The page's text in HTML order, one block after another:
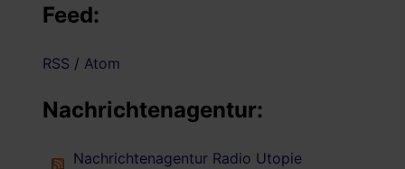
Feed:
RSS / Atom
Nachrichtenagentur:
Nachrichtenagentur Radio Utopie